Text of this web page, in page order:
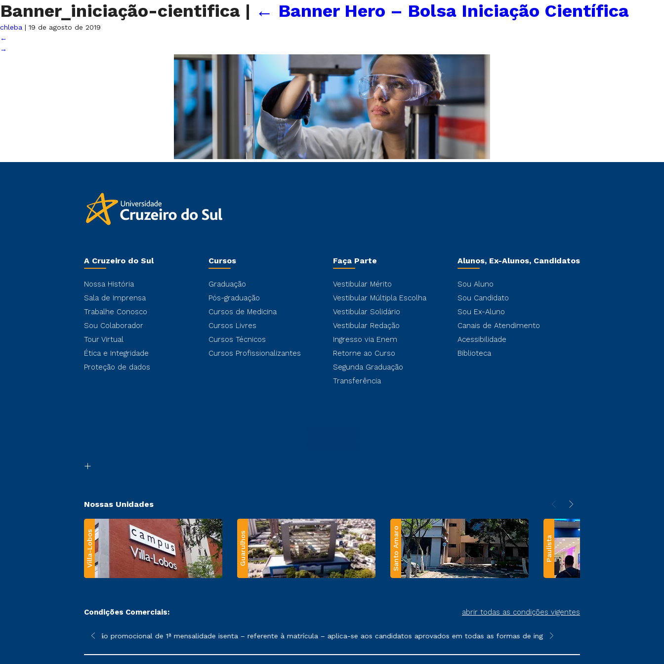
Banner_iniciação-cientifica | ← Banner Hero – Bolsa Iniciação Científica
chleba | 19 de agosto de 2019
←
→
A Cruzeiro do Sul
Nossa História
Sala de Imprensa
Trabalhe Conosco
Sou Colaborador
Tour Virtual
Ética e Integridade
Proteção de dados
Cursos
Graduação
Pós-graduação
Cursos de Medicina
Cursos Livres
Cursos Técnicos
Cursos Profissionalizantes
Faça Parte
Vestibular Mérito
Vestibular Múltipla Escolha
Vestibular Solidário
Vestibular Redação
Ingresso via Enem
Retorne ao Curso
Segunda Graduação
Transferência
Alunos, Ex-Alunos, Candidatos
Sou Aluno
Sou Candidato
Sou Ex-Aluno
Canais de Atendimento
Acessibilidade
Biblioteca
Nossas Unidades
Villa-Lobos Guarulhos Santo Amaro Paulista
Condições Comerciais: abrir todas as condições vigentes
sofrer alterações nos períodos de rematrícula conforme exposto no contrato de prestação de serviços.
*A condição promocional de 1ª mensalidade isenta – referente à matrícula – aplica-se aos candidatos aprovados em todas as formas de ingresso, exceto na prova on-line ou
**Semipresencial e EAD são